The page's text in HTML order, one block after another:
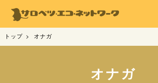
トップ オナガ
オナガ